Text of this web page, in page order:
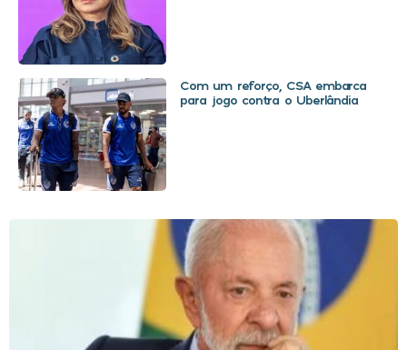
Com um reforço, CSA embarca
para jogo contra o Uberlândia